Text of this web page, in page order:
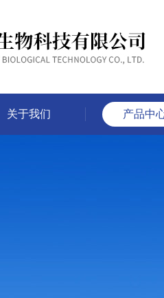
关于我们 产品中